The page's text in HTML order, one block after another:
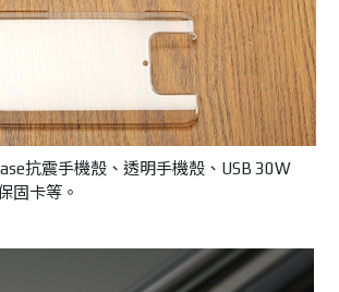
抗震手機殼、透明手機殼、USB 30W
固卡等。